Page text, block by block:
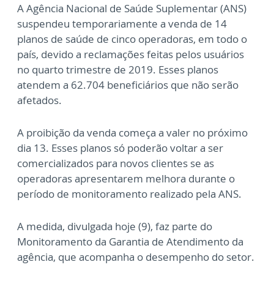
A Agência Nacional de Saúde Suplementar (ANS)
suspendeu temporariamente a venda de 14
planos de saúde de cinco operadoras, em todo o
país, devido a reclamações feitas pelos usuários
no quarto trimestre de 2019. Esses planos
atendem a 62.704 beneficiários que não serão
afetados.
A proibição da venda começa a valer no próximo
dia 13. Esses planos só poderão voltar a ser
comercializados para novos clientes se as
operadoras apresentarem melhora durante o
período de monitoramento realizado pela ANS.
A medida, divulgada hoje (9), faz parte do
Monitoramento da Garantia de Atendimento da
agência, que acompanha o desempenho do setor.